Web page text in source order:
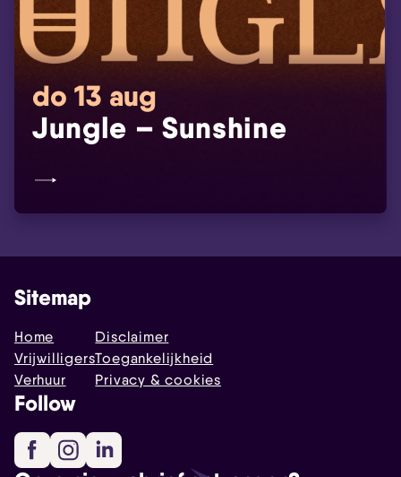
do 13 aug
Jungle – Sunshine
Sitemap
Home
Vrijwilligers
Verhuur
Disclaimer
Toegankelijkheid
Privacy & cookies
Follow
FacebookInstagram